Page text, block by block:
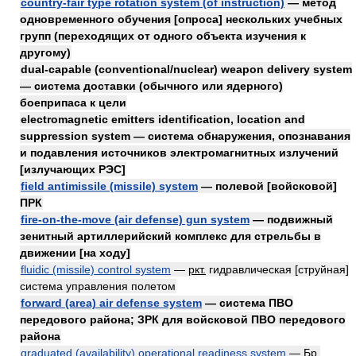
одновременного обучения [опроса] нескольких учебных
групп (переходящих от одного объекта изучения к
другому)
dual-capable (conventional/nuclear) weapon delivery system
— система доставки (обычного или ядерного)
боеприпаса к цели
electromagnetic emitters identification, location and
suppression system — система обнаружения, опознавания
и подавления источников электромагнитных излучений
[излучающих РЭС]
field antimissile (missile) system — полевой [войсковой]
ПРК
fire-on-the-move (air defense) gun system — подвижный
зенитный артиллерийский комплекс для стрельбы в
движении [на ходу]
fluidic (missile) control system — ркт. гидравлическая [струйная]
система управления полетом
forward (area) air defense system — система ПВО
передового района; ЗРК для войсковой ПВО передового
района
graduated (availability) operational readiness system — Бр.